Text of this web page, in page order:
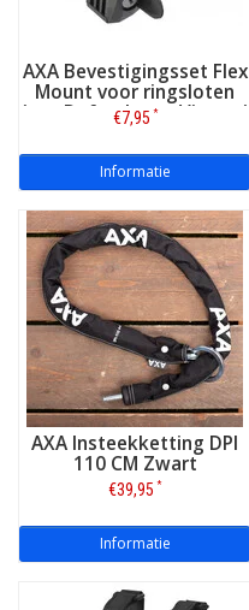
AXA Bevestigingsset Flex
Mount voor ringsloten
(o.a. Defender en Victory)
€7,95 *
Informatie
AXA Insteekketting DPI
110 CM Zwart
€39,95 *
Informatie